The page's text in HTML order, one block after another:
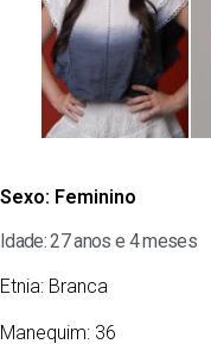
Sexo: Feminino
Idade: 27 anos e 4 meses
Etnia: Branca
Manequim: 36